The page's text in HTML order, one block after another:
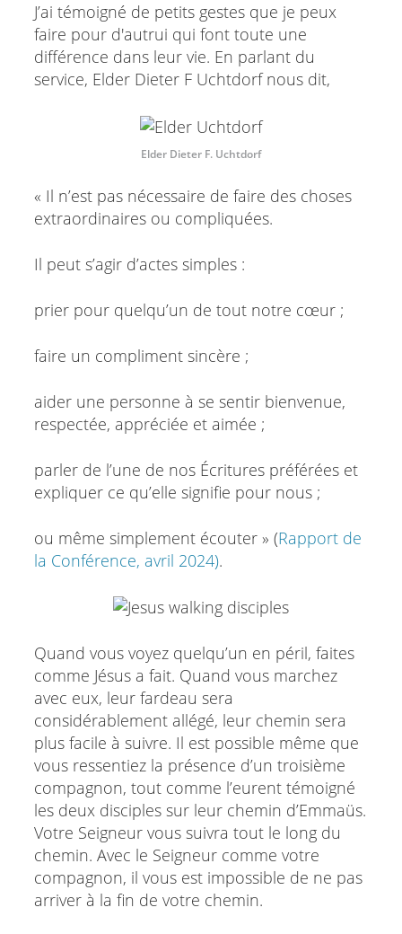
J’ai témoigné de petits gestes que je peux
faire pour d'autrui qui font toute une
différence dans leur vie. En parlant du
service, Elder Dieter F Uchtdorf nous dit,
Elder Dieter F. Uchtdorf
« Il n’est pas nécessaire de faire des choses
extraordinaires ou compliquées.
Il peut s’agir d’actes simples :
prier pour quelqu’un de tout notre cœur ;
faire un compliment sincère ;
aider une personne à se sentir bienvenue,
respectée, appréciée et aimée ;
parler de l’une de nos Écritures préférées et
expliquer ce qu’elle signifie pour nous ;
ou même simplement écouter » (Rapport de
la Conférence, avril 2024).
Quand vous voyez quelqu’un en péril, faites
comme Jésus a fait. Quand vous marchez
avec eux, leur fardeau sera
considérablement allégé, leur chemin sera
plus facile à suivre. Il est possible même que
vous ressentiez la présence d’un troisième
compagnon, tout comme l’eurent témoigné
les deux disciples sur leur chemin d’Emmaüs.
Votre Seigneur vous suivra tout le long du
chemin. Avec le Seigneur comme votre
compagnon, il vous est impossible de ne pas
arriver à la fin de votre chemin.